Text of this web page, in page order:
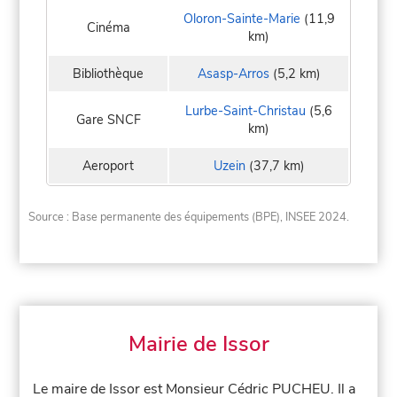
Cinéma Oloron-Sainte-Marie (11,9
km)
Bibliothèque Asasp-Arros(5,2 km)
Gare SNCF Lurbe-Saint-Christau (5,6
km)
Aeroport Uzein(37,7 km)
Source : Base permanente des équipements (BPE), INSEE 2024.
Mairie de Issor
Le maire de Issor est Monsieur Cédric PUCHEU. Il a